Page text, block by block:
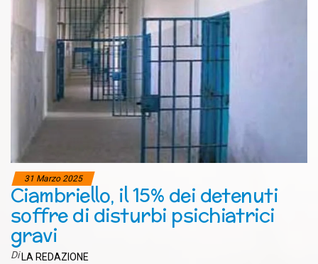
31 Marzo 2025
Ciambriello, il 15% dei detenuti
soffre di disturbi psichiatrici
gravi
Di LA REDAZIONE